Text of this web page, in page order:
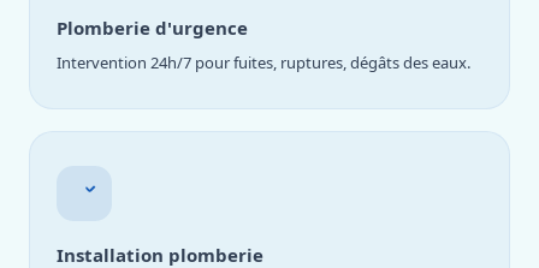
Plomberie d'urgence
Intervention 24h/7 pour fuites, ruptures, dégâts des eaux.
Installation plomberie